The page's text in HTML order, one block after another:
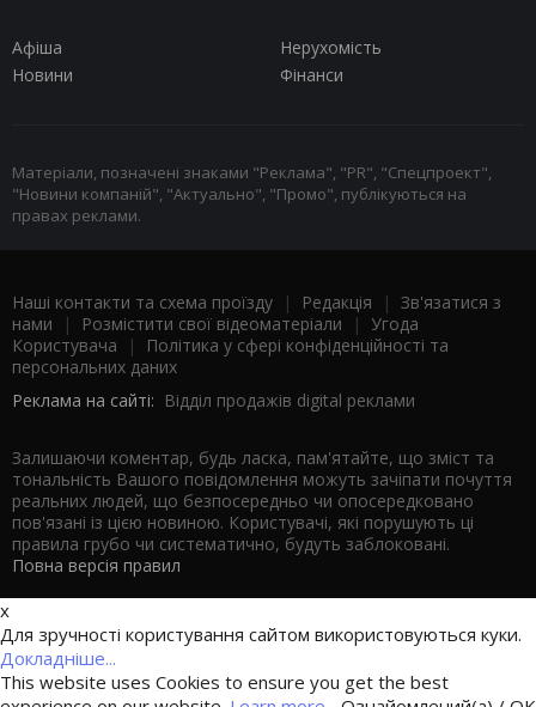
Афіша
Нерухомість
Новини
Фінанси
Матеріали, позначені знаками "Реклама", "PR", "Спецпроект",
"Новини компаній", "Актуально", "Промо", публікуються на
правах реклами.
Наші контакти та схема проїзду | Редакція | Зв'язатися з
нами | Розмістити свої відеоматеріали | Угода
Користувача |
Політика у сфері конфіденційності та
персональних даних
Реклама на сайті: Відділ продажів digital реклами
Залишаючи коментар, будь ласка, пам'ятайте, що зміст та
тональність Вашого повідомлення можуть зачіпати почуття
реальних людей, що безпосередньо чи опосередковано
пов'язані із цією новиною. Користувачі, які порушують ці
правила грубо чи систематично, будуть заблоковані.
Повна версія правил
x
Для зручності користування сайтом використовуються куки.
Докладніше...
This website uses Cookies to ensure you get the best